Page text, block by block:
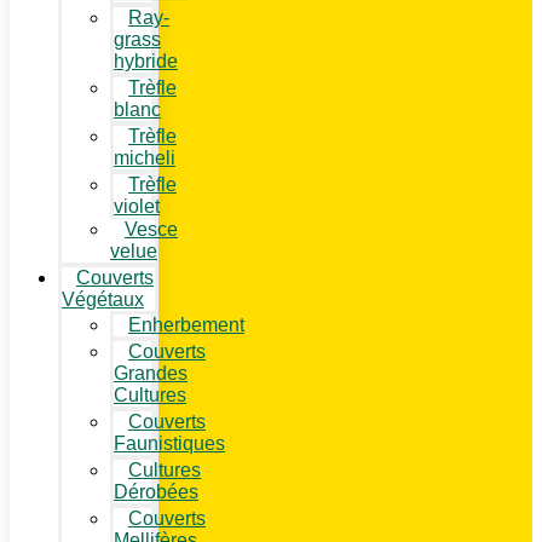
Ray-
grass
hybride
Trèfle
blanc
Trèfle
micheli
Trèfle
violet
Vesce
velue
Couverts
Végétaux
Enherbement
Couverts
Grandes
Cultures
Couverts
Faunistiques
Cultures
Dérobées
Couverts